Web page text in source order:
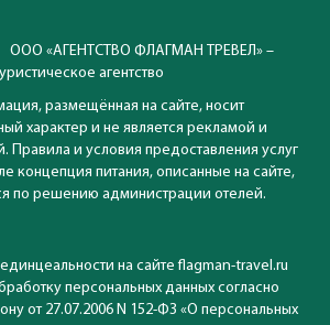
ООО «АГЕНТСТВО ФЛАГМАН ТРЕВЕЛ» –
агентство
размещённая на сайте, носит
характер и не является рекламой и
Правила и условия предоставления услуг
концепция питания, описанные на сайте,
по решению администрации отелей.
на сайте flagman-travel.ru
персональных данных согласно
от 27.07.2006 N 152-ФЗ «О персональных